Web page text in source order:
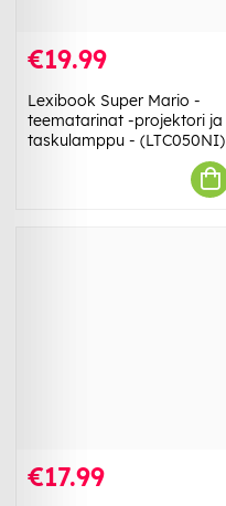
€19.99
Lexibook Super Mario -
teematarinat -projektori ja
taskulamppu - (LTC050NI)
€17.99